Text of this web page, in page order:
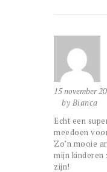
15 november
by Bianca
Echt een
meedoen
Zo’n mooie
mijn kinderen
zijn!